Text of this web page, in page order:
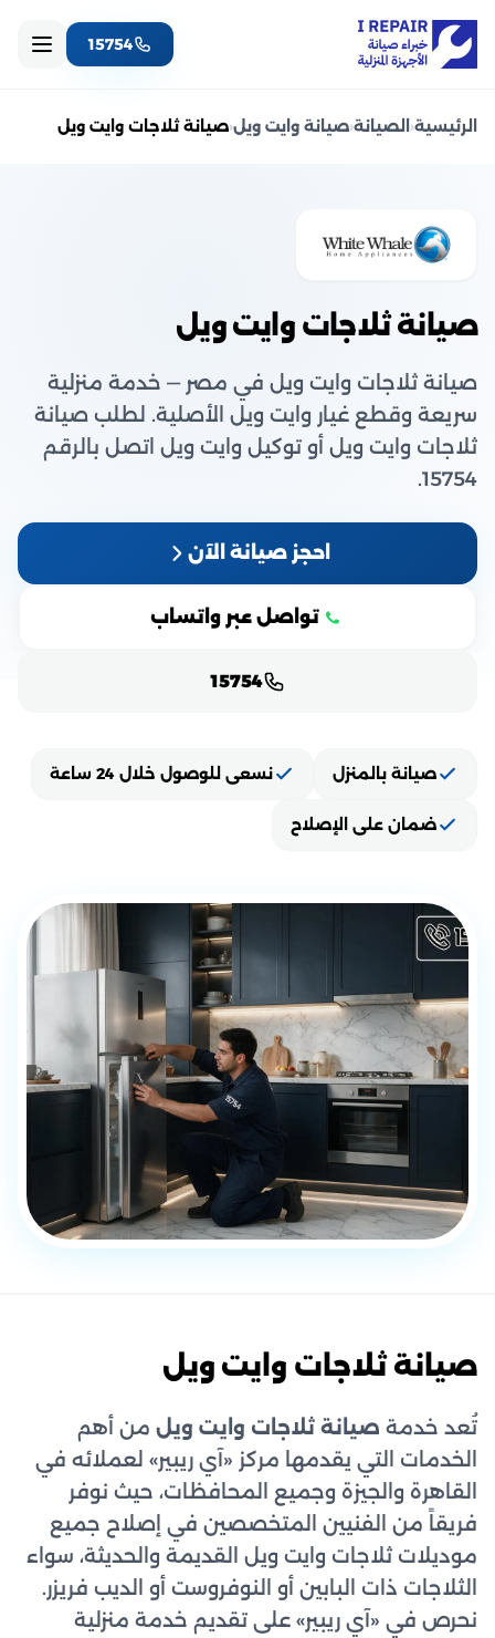
15754
الرئيسية‹ الصيانة‹صيانة وايت ويل‹صيانة ثلاجات وايت ويل
صيانة ثلاجات وايت ويل
صيانة ثلاجات وايت ويل في مصر — خدمة منزلية
سريعة وقطع غيار وايت ويل الأصلية. لطلب صيانة
ثلاجات وايت ويل أو توكيل وايت ويل اتصل بالرقم
15754.
احجز صيانة الآن
تواصل عبر واتساب
15754
صيانة بالمنزل نسعى للوصول خلال 24 ساعة
ضمان على الإصلاح
صيانة ثلاجات وايت ويل
تُعد خدمة صيانة ثلاجات وايت ويل من أهم
الخدمات التي يقدمها مركز «آي ريبير» لعملائه في
القاهرة والجيزة وجميع المحافظات، حيث نوفر
فريقاً من الفنيين المتخصصين في إصلاح جميع
موديلات ثلاجات وايت ويل القديمة والحديثة، سواء
الثلاجات ذات البابين أو النوفروست أو الديب فريزر.
نحرص في «آي ريبير» على تقديم خدمة منزلية